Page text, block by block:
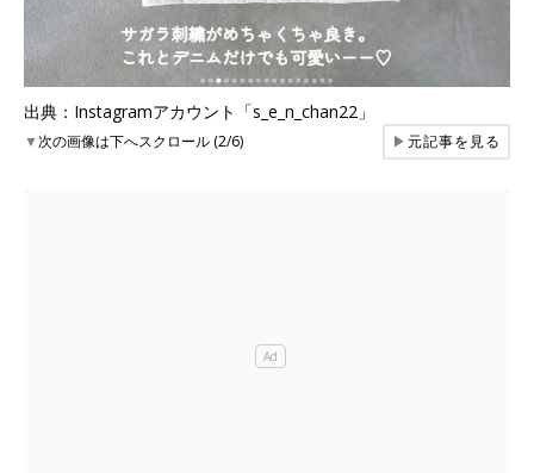
出典：Instagramアカウント「s_e_n_chan22」
▼次の画像は下へスクロール (2/6) ▶元記事を見る